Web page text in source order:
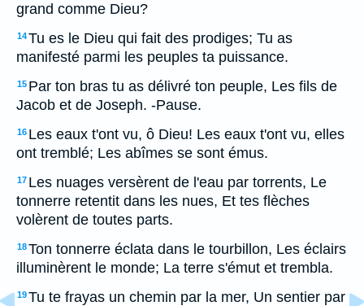
grand comme Dieu?
14Tu es le Dieu qui fait des prodiges; Tu as
manifesté parmi les peuples ta puissance.
15 Par ton bras tu as délivré ton peuple, Les fils de
Jacob et de Joseph. -Pause.
16 Les eaux t'ont vu, ô Dieu! Les eaux t'ont vu, elles
ont tremblé; Les abîmes se sont émus.
17 Les nuages versèrent de l'eau par torrents, Le
tonnerre retentit dans les nues, Et tes flèches
volèrent de toutes parts.
18Ton tonnerre éclata dans le tourbillon, Les éclairs
illuminèrent le monde; La terre s'émut et trembla.
19Tu te frayas un chemin par la mer, Un sentier par